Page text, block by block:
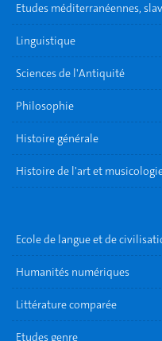
Etudes méditerranéennes,
Linguistique
Sciences de l'Antiquité
Philosophie
Histoire générale
Histoire de l'art et
Ecole de langue et de
Humanités numériques
Littérature comparée
Etudes genre